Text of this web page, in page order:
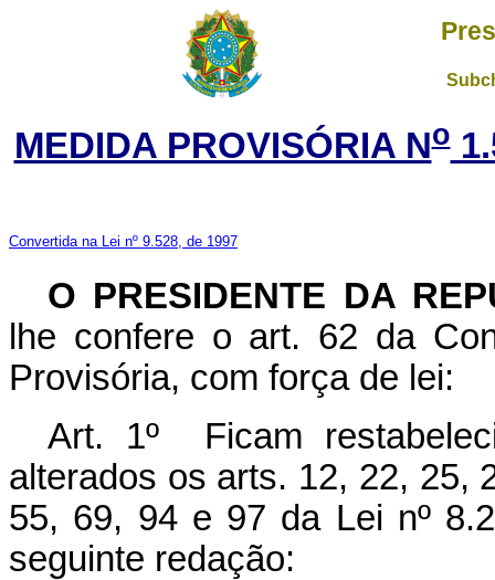
MEDIDA PROVISÓRIA No
Convertida na Lei nº 9.528, de 1997
O PRESIDENTE DA
lhe confere o art. 62 da
Provisória, com força de lei:
Art. 1º Ficam
alterados os arts. 12, 22, 25,
55, 69, 94 e 97 da Lei nº
seguinte redação: